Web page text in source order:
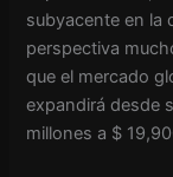
subyacente en la
perspectiva
que el mercado
expandirá desde
millones a $